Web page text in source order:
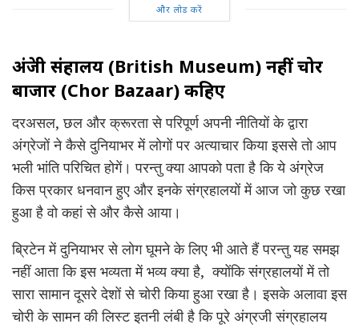
और लोड करें
अंग्रेजी संग्रहालय (British Museum) नहीं चोर
बाजार (Chor Bazaar) कहिए
दरअसल, छल और क्रूरता से परिपूर्ण अपनी नीतियों के द्वारा
अंग्रेजों ने कैसे दुनियाभर में लोगों पर अत्याचार किया इससे तो आप
भली भांति परिचित होगें। परन्तु क्या आपको पता है कि ये अंग्रेज
किस प्रकार धनवान हुए और इनके संग्रहालयों में आज जो कुछ रखा
हुआ है वो कहां से और कैसे आया।
ब्रिटेन में दुनियाभर से लोग घूमने के लिए भी आते हैं परन्तु यह समझ
नहीं आता कि इस भव्यता में भव्य क्या है, क्योंकि संग्रहालयों में तो
सारा सामान दूसरे देशों से चोरी किया हुआ रखा है। इसके अलावा इस
चोरी के सामन की लिस्ट इतनी लंबी है कि पूरे अंग्रजी संग्रहालय